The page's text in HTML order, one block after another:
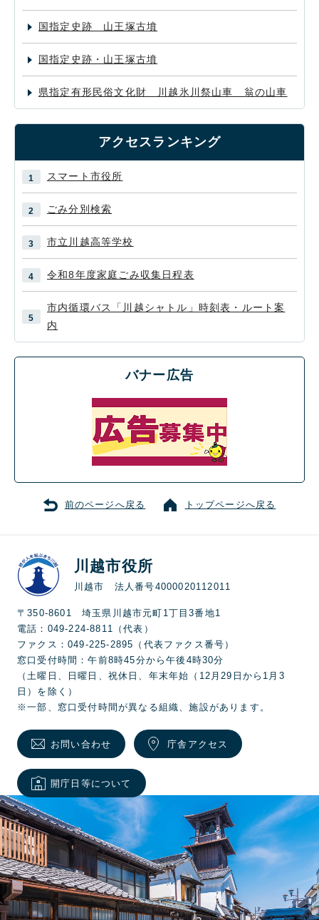
国指定史跡 山王塚古墳
国指定史跡・山王塚古墳
県指定有形民俗文化財 川越氷川祭山車 翁の山車
アクセスランキング
スマート市役所
ごみ分別検索
市立川越高等学校
令和8年度家庭ごみ収集日程表
市内循環バス「川越シャトル」時刻表・ルート案
内
バナー広告
前のページへ戻る トップページへ戻る
川越市役所
川越市 法人番号4000020112011
〒350-8601 埼玉県川越市元町1丁目3番地1
電話：049-224-8811（代表）
ファクス：049-225-2895（代表ファクス番号）
窓口受付時間：午前8時45分から午後4時30分
（土曜日、日曜日、祝休日、年末年始（12月29日から1月3
日）を除く）
※一部、窓口受付時間が異なる組織、施設があります。
お問い合わせ 庁舎アクセス
開庁日等について